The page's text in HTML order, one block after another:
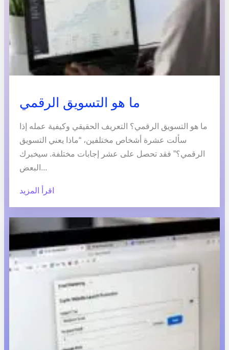
ما هو التسويق الرقمي
ما هو التسويق الرقمي؟ التعريف الحقيقي وكيفية عمله إذا
سألت عشرة أشخاص مختلفين، “ماذا يعني التسويق
الرقمي؟” فقد تحصل على عشر إجابات مختلفة. سيخبرك
البعض...
اقرأ المزيد